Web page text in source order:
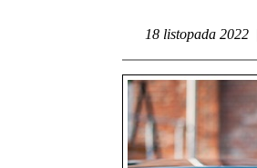
18 listopada 2022